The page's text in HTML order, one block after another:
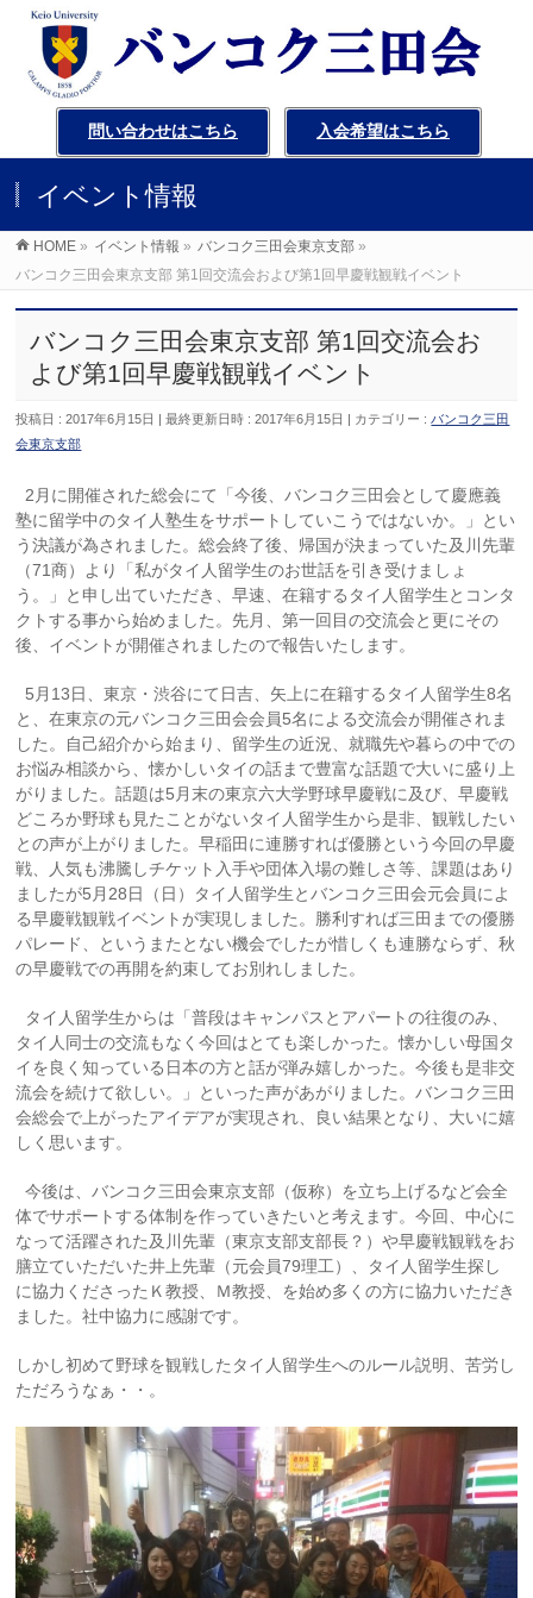
問い合わせはこちら 入会希望はこちら
イベント情報
HOME » イベント情報 » バンコク三田会東京支部 »
バンコク三田会東京支部 第1回交流会および第1回早慶戦観戦イベント
バンコク三田会東京支部 第1回交流会お
よび第1回早慶戦観戦イベント
投稿日 : 2017年6月15日 最終更新日時 : 2017年6月15日 カテゴリー : バンコク三田
会東京支部
2月に開催された総会にて「今後、バンコク三田会として慶應義
塾に留学中のタイ人塾生をサポートしていこうではないか。」とい
う決議が為されました。総会終了後、帰国が決まっていた及川先輩
（71商）より「私がタイ人留学生のお世話を引き受けましょ
う。」と申し出ていただき、早速、在籍するタイ人留学生とコンタ
クトする事から始めました。先月、第一回目の交流会と更にその
後、イベントが開催されましたので報告いたします。
5月13日、東京・渋谷にて日吉、矢上に在籍するタイ人留学生8名
と、在東京の元バンコク三田会会員5名による交流会が開催されま
した。自己紹介から始まり、留学生の近況、就職先や暮らの中での
お悩み相談から、懐かしいタイの話まで豊富な話題で大いに盛り上
がりました。話題は5月末の東京六大学野球早慶戦に及び、早慶戦
どころか野球も見たことがないタイ人留学生から是非、観戦したい
との声が上がりました。早稲田に連勝すれば優勝という今回の早慶
戦、人気も沸騰しチケット入手や団体入場の難しさ等、課題はあり
ましたが5月28日（日）タイ人留学生とバンコク三田会元会員によ
る早慶戦観戦イベントが実現しました。勝利すれば三田までの優勝
パレード、というまたとない機会でしたが惜しくも連勝ならず、秋
の早慶戦での再開を約束してお別れしました。
タイ人留学生からは「普段はキャンパスとアパートの往復のみ、
タイ人同士の交流もなく今回はとても楽しかった。懐かしい母国タ
イを良く知っている日本の方と話が弾み嬉しかった。今後も是非交
流会を続けて欲しい。」といった声があがりました。バンコク三田
会総会で上がったアイデアが実現され、良い結果となり、大いに嬉
しく思います。
今後は、バンコク三田会東京支部（仮称）を立ち上げるなど会全
体でサポートする体制を作っていきたいと考えます。今回、中心に
なって活躍された及川先輩（東京支部支部長？）や早慶戦観戦をお
膳立ていただいた井上先輩（元会員79理工）、タイ人留学生探し
に協力くださったＫ教授、Ｍ教授、を始め多くの方に協力いただき
ました。社中協力に感謝です。
しかし初めて野球を観戦したタイ人留学生へのルール説明、苦労し
ただろうなぁ・・。